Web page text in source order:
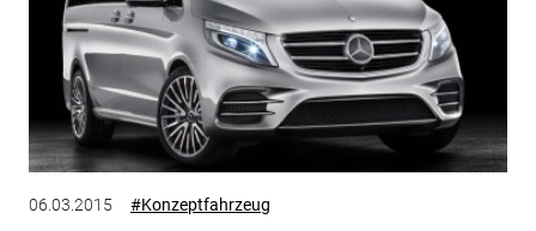
06.03.2015 #Konzeptfahrzeug